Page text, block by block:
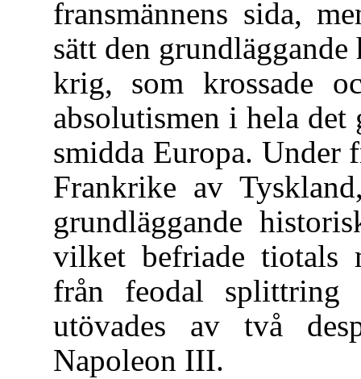
fransmännens sida,
sätt den
krig, som krossade
absolutismen i hela
smidda Europa. Under
Frankrike av
grundläggande
vilket befriade tiotals
från feodal
utövades av två
Napoleon III.